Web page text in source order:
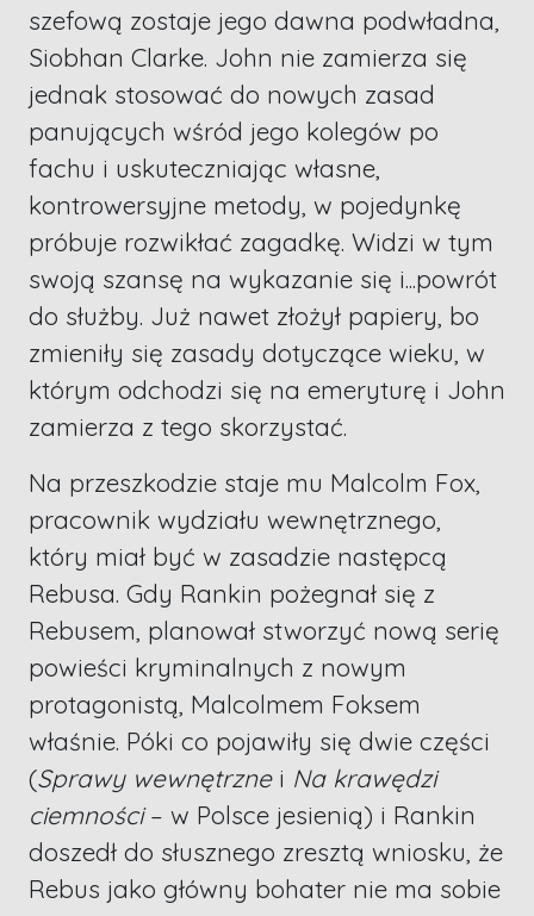
szefową zostaje jego dawna podwładna,
Siobhan Clarke. John nie zamierza się
jednak stosować do nowych zasad
panujących wśród jego kolegów po
fachu i uskuteczniając własne,
kontrowersyjne metody, w pojedynkę
próbuje rozwikłać zagadkę. Widzi w tym
swoją szansę na wykazanie się i...powrót
do służby. Już nawet złożył papiery, bo
zmieniły się zasady dotyczące wieku, w
którym odchodzi się na emeryturę i John
zamierza z tego skorzystać.
Na przeszkodzie staje mu Malcolm Fox,
pracownik wydziału wewnętrznego,
który miał być w zasadzie następcą
Rebusa. Gdy Rankin pożegnał się z
Rebusem, planował stworzyć nową serię
powieści kryminalnych z nowym
protagonistą, Malcolmem Foksem
właśnie. Póki co pojawiły się dwie części
(Sprawy wewnętrznei Na krawędzi
ciemności– w Polsce jesienią) i Rankin
doszedł do słusznego zresztą wniosku, że
Rebus jako główny bohater nie ma sobie